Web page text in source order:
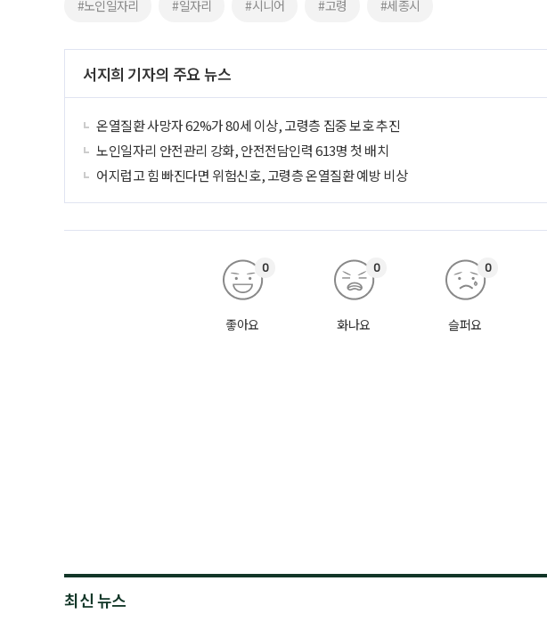
#노인일자리 #일자리 #시니어 #고령 #세종시
서지희 기자의 주요 뉴스
온열질환 사망자 62%가 80세 이상, 고령층 집중 보호 추진
노인일자리 안전관리 강화, 안전전담인력 613명 첫 배치
어지럽고 힘 빠진다면 위험신호, 고령층 온열질환 예방 비상
좋아요
0
화나요
0
슬퍼요
0
최신 뉴스